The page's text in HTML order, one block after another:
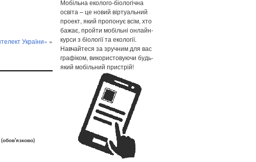
України» »
Мобільна еколого-біологічна
освіта – це новий віртуальний
проект, який пропонує всім, хто
бажає, пройти мобільні онлайн-
курси з біології та екології.
Навчайтеся за зручним для вас
графіком, використовуючи будь-
який мобільний пристрій!